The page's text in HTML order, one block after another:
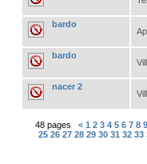
bardo
bardo
nacer 2
48 pages < 1 2 3 4 5 6 7 8
25 26 27 28 29 30 31 32 33